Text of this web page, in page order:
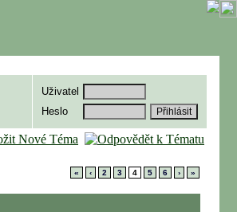
Uživatel
Heslo
« ‹ 2 3 4 5 6 › »